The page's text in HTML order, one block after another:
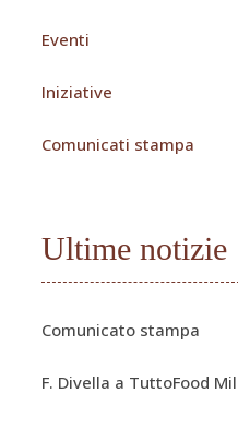
Eventi
Iniziative
Comunicati stampa
Ultime notizie
Comunicato stampa
F. Divella a TuttoFood